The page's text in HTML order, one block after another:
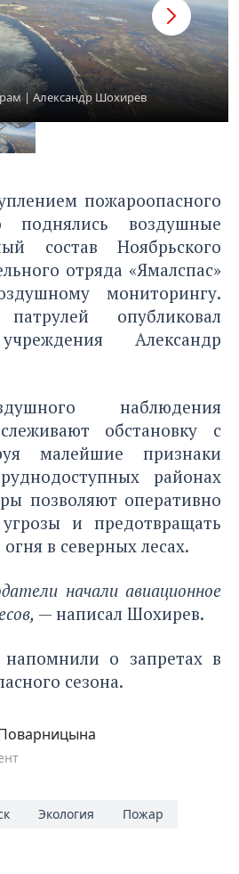
| Александр Шохирев
пожароопасного
воздушные
состав Ноябрьского
отряда «Ямалспас»
мониторингу.
опубликовал
Александр
наблюдения
обстановку с
малейшие признаки
районах
позволяют оперативно
и предотвращать
в северных лесах.
начали авиационное
— написал Шохирев.
напомнили о запретахв
сезона.
Экология
Пожар